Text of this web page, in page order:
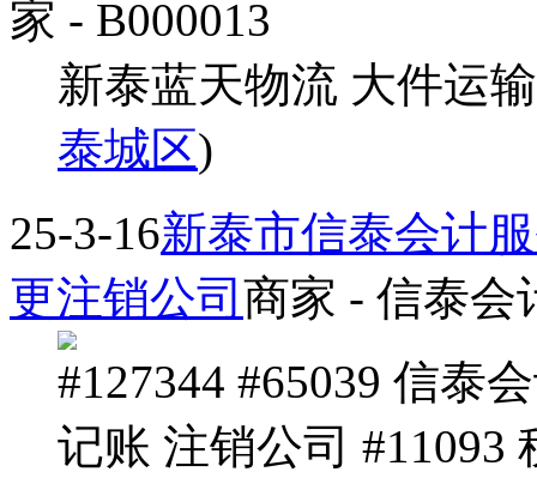
家 - B000013
新泰蓝天物流 大件运
泰城区)
25-3-16新泰市信泰会计
更注销公司 商家 - 信泰会
#127344 #65039 信泰
记账 注销公司 #11093